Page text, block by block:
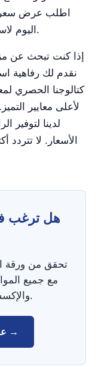
اليوم لاستكشاف خياراتك وتحسين أداء مختبرك.
إذا كنت تبحث عن
كتالوجنا الحصري
لأعلى معايير
لدينا
الأسعار. لا
هل ترغب
تحقق من ورقة
والإكسسوارات وخيارات الأسعار.
عرض ورقة بيانات المنتج →